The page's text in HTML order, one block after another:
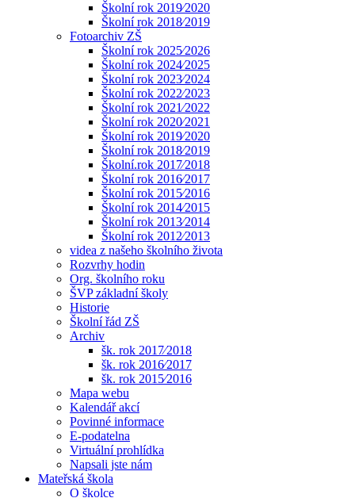
Školní rok 2019⁄2020
Školní rok 2018⁄2019
Fotoarchiv ZŠ
Školní rok 2025⁄2026
Školní rok 2024⁄2025
Školní rok 2023⁄2024
Školní rok 2022⁄2023
Školní rok 2021⁄2022
Školní rok 2020⁄2021
Školní rok 2019⁄2020
Školní rok 2018⁄2019
Školní.rok 2017⁄2018
Školní rok 2016⁄2017
Školní rok 2015⁄2016
Školní rok 2014⁄2015
Školní rok 2013⁄2014
Školní rok 2012⁄2013
videa z našeho školního života
Rozvrhy hodin
Org. školního roku
ŠVP základní školy
Historie
Školní řád ZŠ
Archiv
šk. rok 2017⁄2018
šk. rok 2016⁄2017
šk. rok 2015⁄2016
Mapa webu
Kalendář akcí
Povinné informace
E-podatelna
Virtuální prohlídka
Napsali jste nám
Mateřská škola
O školce